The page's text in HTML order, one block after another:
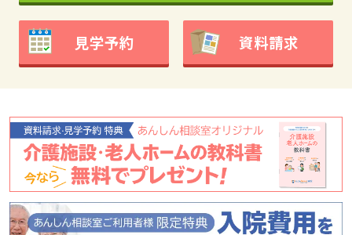
見学予約 資料請求